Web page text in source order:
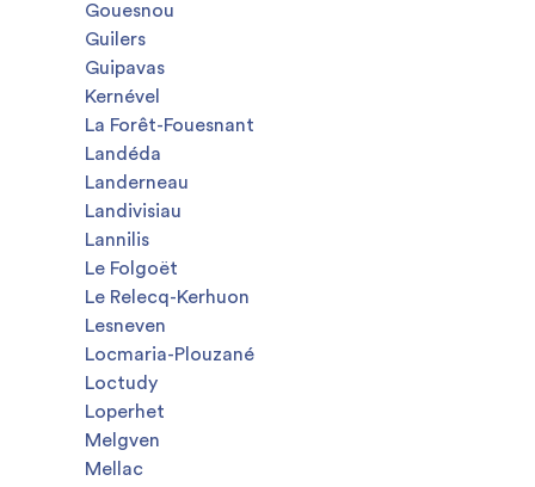
Gouesnou
Guilers
Guipavas
Kernével
La Forêt-Fouesnant
Landéda
Landerneau
Landivisiau
Lannilis
Le Folgoët
Le Relecq-Kerhuon
Lesneven
Locmaria-Plouzané
Loctudy
Loperhet
Melgven
Mellac